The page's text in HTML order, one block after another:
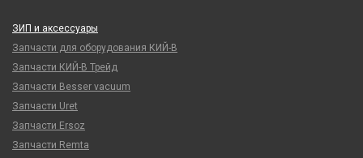
ЗИП и аксессуары
Запчасти для оборудования КИЙ-В
Запчасти КИЙ-В Трейд
Запчасти Besser vacuum
Запчасти Uret
Запчасти Ersoz
Запчасти Remta